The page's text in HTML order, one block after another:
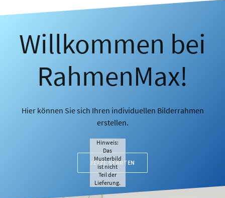
Willkommen bei
RahmenMax!
Hier können Sie sich Ihren individuellen Bilderrahmen
erstellen.
JETZT STARTEN
Hinweis:
Das
Musterbild
ist nicht
Teil der
Lieferung.